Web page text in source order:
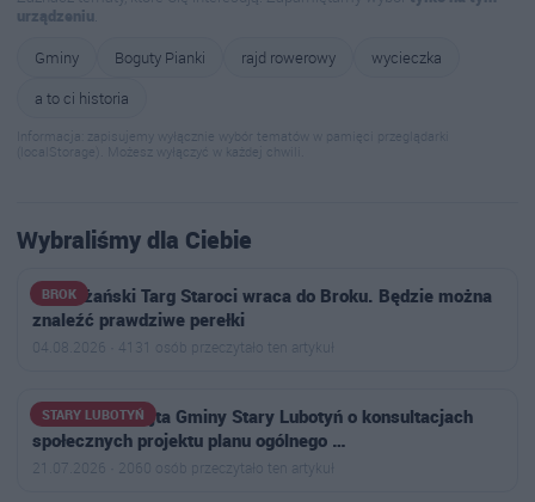
urządzeniu.
Gminy
Boguty Pianki rajd rowerowy
wycieczka
a to ci historia
Informacja: zapisujemy wyłącznie wybór tematów w pamięci przeglądarki
(localStorage). Możesz wyłączyć w każdej chwili.
Wybraliśmy dla Ciebie
BROK
Nadbużański Targ Staroci wraca do Broku. Będzie można
znaleźć prawdziwe perełki
04.08.2026 · 4131 osób przeczytało ten artykuł
STARY LUBOTYŃ
Ogłoszenie Wójta Gminy Stary Lubotyń o konsultacjach
społecznych projektu planu ogólnego …
21.07.2026 · 2060 osób przeczytało ten artykuł